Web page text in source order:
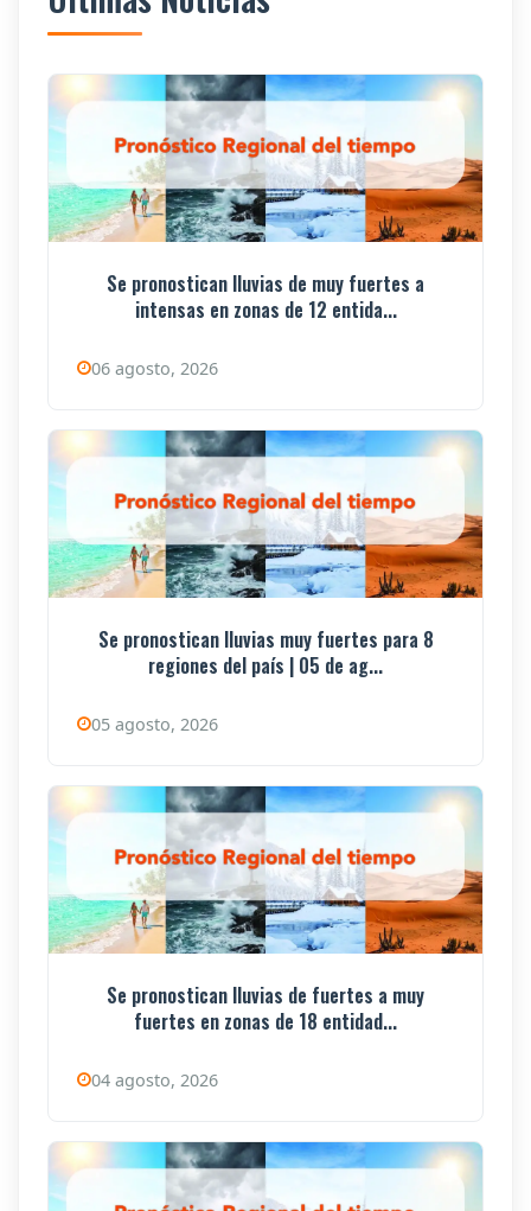
Se pronostican lluvias de muy fuertes a
intensas en zonas de 12 entida...
06 agosto, 2026
Se pronostican lluvias muy fuertes para 8
regiones del país | 05 de ag...
05 agosto, 2026
Se pronostican lluvias de fuertes a muy
fuertes en zonas de 18 entidad...
04 agosto, 2026